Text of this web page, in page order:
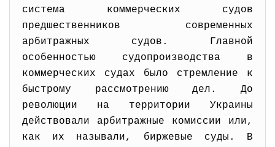
система коммерческих судов
предшественников современных
арбитражных судов. Главной
особенностью судопроизводства в
коммерческих судах было стремление к
быстрому рассмотрению дел. До
революции на территории Украины
действовали арбитражные комиссии или,
как их называли, биржевые суды. В